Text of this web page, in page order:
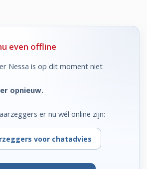
even offline
Nessa is op dit moment niet
opnieuw.
er nu wél online zijn:
voor chatadvies